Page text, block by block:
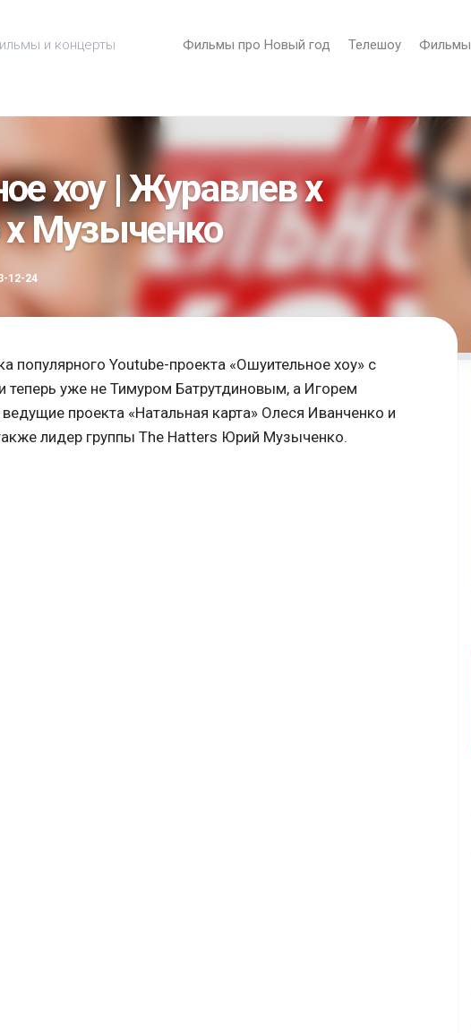
и концерты Фильмы про Новый год Телешоу Фильмы
хоу | Журавлев х
х Музыченко
12-24
популярного Youtube-проекта «Ошуительное хоу» с
уже не Тимуром Батрутдиновым, а Игорем
проекта «Натальная карта» Олеся Иванченко и
лидер группы The Hatters Юрий Музыченко.